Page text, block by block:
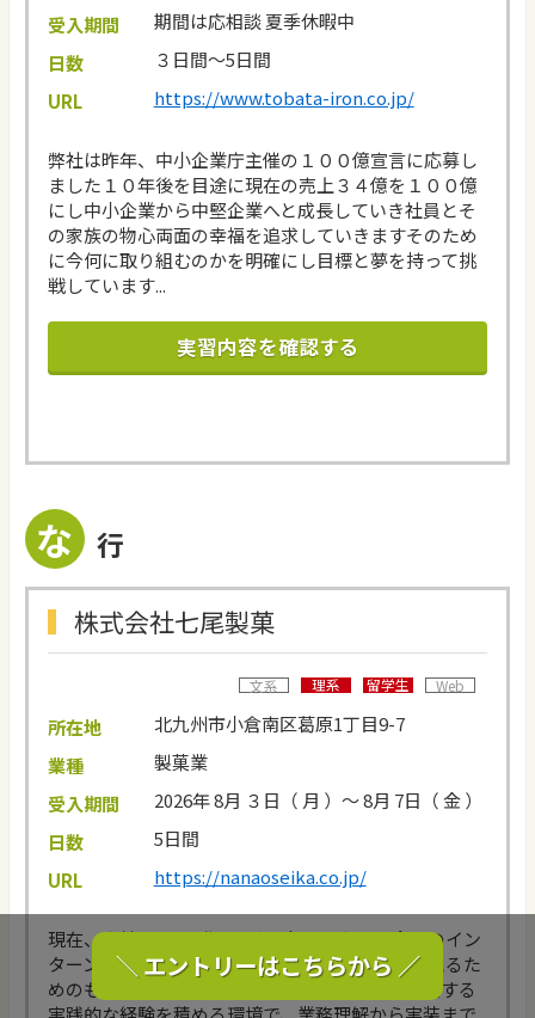
＼ エントリーはこちらから ／
受入期間
期間は応相談 夏季休暇中
日数
３日間～5日間
URL
https://www.tobata-iron.co.jp/
弊社は昨年、中小企業庁主催の１００億宣言に応募し
ました１０年後を目途に現在の売上３４億を１００億
にし中小企業から中堅企業へと成長していき社員とそ
の家族の物心両面の幸福を追求していきますそのため
に今何に取り組むのかを明確にし目標と夢を持って挑
戦しています...
実習内容を確認する
な 行
株式会社七尾製菓
文系 理系 留学生 Web
所在地
北九州市小倉南区葛原1丁目9-7
業種
製菓業
受入期間
2026年 8月 ３日（ 月 ）～ 8月 7日（ 金 ）
日数
5日間
URL
https://nanaoseika.co.jp/
現在、当社のDX推進は一人で担っており、今回のイン
ターン募集は"DXの中核を一緒に創る仲間"を迎えるた
めのものです。自ら考え、現場の課題をITで解決する